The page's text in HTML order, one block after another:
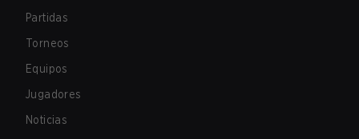
Partidas
Torneos
Equipos
Jugadores
Noticias